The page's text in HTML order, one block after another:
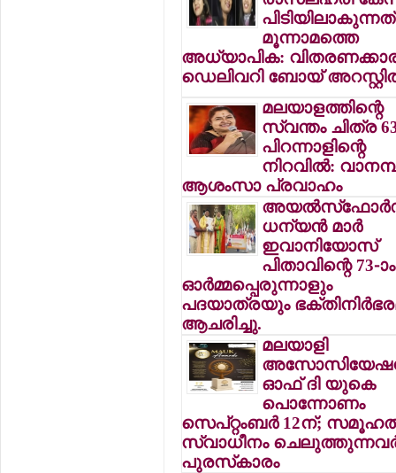
പിടിയിലാകുന്നത്
മൂന്നാമത്തെ
അധ്യാപിക:
ഡെലിവറി ബോയ്
മലയാളത്തിന്റെ
സ്വന്തം ചിത്ര
പിറന്നാളിന്റെ
നിറവില്‍:
ആശംസാ പ്രവാഹം
ധന്യന്‍ മാര്‍
ഇവാനിയോസ്
പിതാവിന്റെ 73-ാം
ഓര്‍മ്മപ്പെരുന്നാളും
പദയാത്രയും
ആചരിച്ചു.
മലയാളി
ഓഫ് ദി യുകെ
പൊന്നോണം
സെപ്റ്റംബര്‍ 12ന്;
സ്വാധീനം
പുരസ്‌കാരം